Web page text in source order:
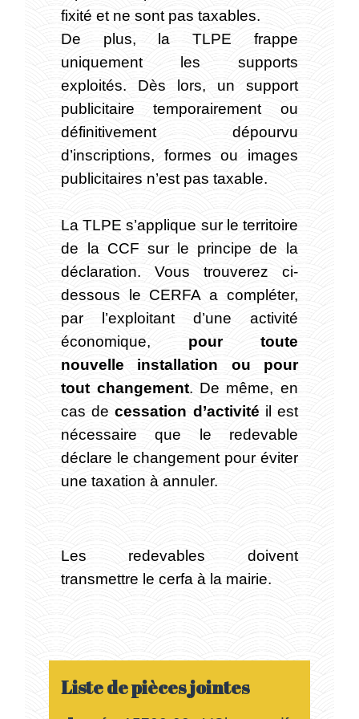
fixité et ne sont pas taxables.
De plus, la TLPE frappe
uniquement les supports
exploités. Dès lors, un support
publicitaire temporairement ou
définitivement dépourvu
d’inscriptions, formes ou images
publicitaires n’est pas taxable.
La TLPE s’applique sur le territoire
de la CCF sur le principe de la
déclaration. Vous trouverez ci-
dessous le CERFA a compléter,
par l’exploitant d’une activité
économique, pour toute
nouvelle installation ou pour
tout changement. De même, en
cas decessation d’activité il est
nécessaire que le redevable
déclare le changement pour éviter
une taxation à annuler.
Les redevables doivent
transmettre le cerfa à la mairie.
Liste de pièces jointes